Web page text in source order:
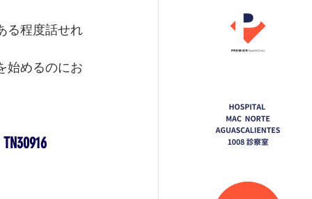
る程度話せれ
始めるのにお